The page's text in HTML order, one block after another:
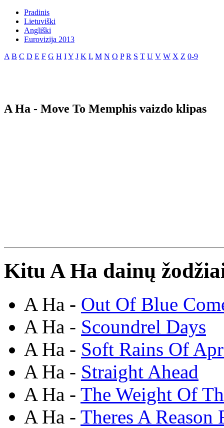
Pradinis
Lietuviški
Angliški
Eurovizija 2013
A B C D E F G H IY J K L M N O P R S T U V W X Z 0-9
A Ha - Move To Memphis vaizdo klipas
Kitu A Ha dainų
A Ha - Out Of Blue
A Ha - Scoundrel Days
A Ha - Soft Rains Of
A Ha - Straight Ahead
A Ha - The Weight Of
A Ha - Theres A Reason